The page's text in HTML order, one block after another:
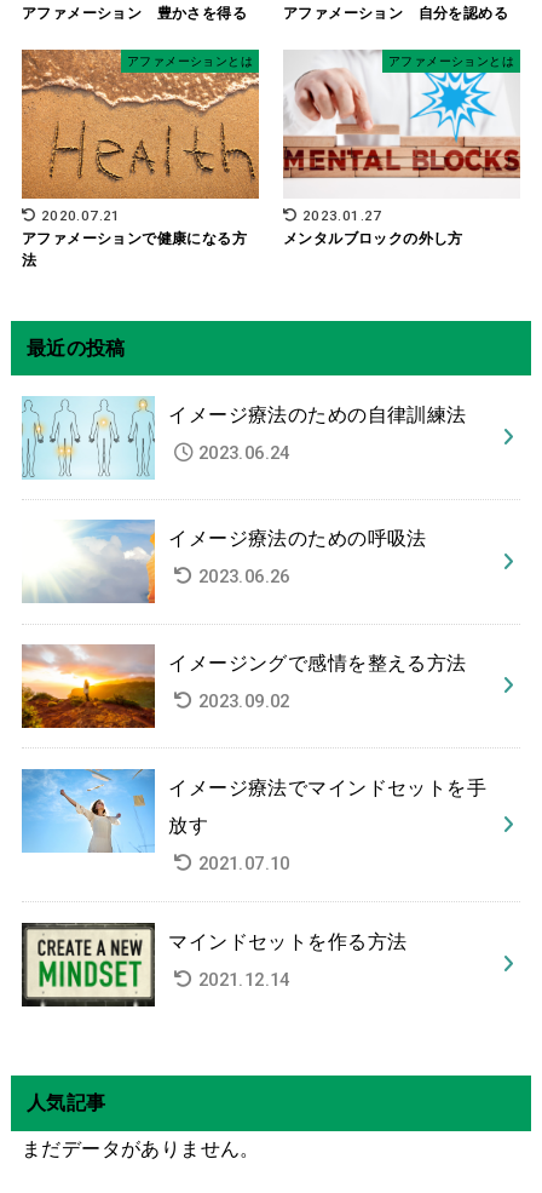
アファメーション 豊かさを得る
アファメーション 自分を認める
アファメーションとは
2020.07.21
アファメーションで健康になる方
法
アファメーションとは
2023.01.27
メンタルブロックの外し方
最近の投稿
イメージ療法のための自律訓練法
2023.06.24
イメージ療法のための呼吸法
2023.06.26
イメージングで感情を整える方法
2023.09.02
イメージ療法でマインドセットを手
放す
2021.07.10
マインドセットを作る方法
2021.12.14
人気記事
まだデータがありません。